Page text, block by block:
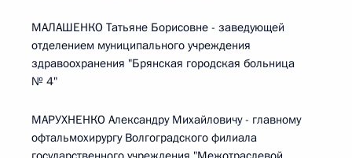
МАЛАШЕНКО Татьяне Борисовне - заведующей
отделением муниципального учреждения
здравоохранения "Брянская городская больница
№ 4"
МАРУХНЕНКО Александру Михайловичу - главному
офтальмохирургу Волгоградского филиала